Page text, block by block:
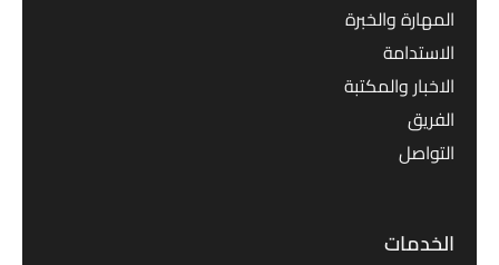
المهارة والخبرة
الاستدامة
الاخبار والمكتبة
الفريق
التواصل
الخدمات